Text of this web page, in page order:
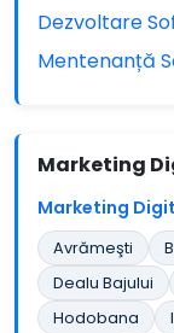
Dezvoltare
Mentenanță
Marketing
Marketing
Avrămeşti
Dealu Bajului
Hodobana